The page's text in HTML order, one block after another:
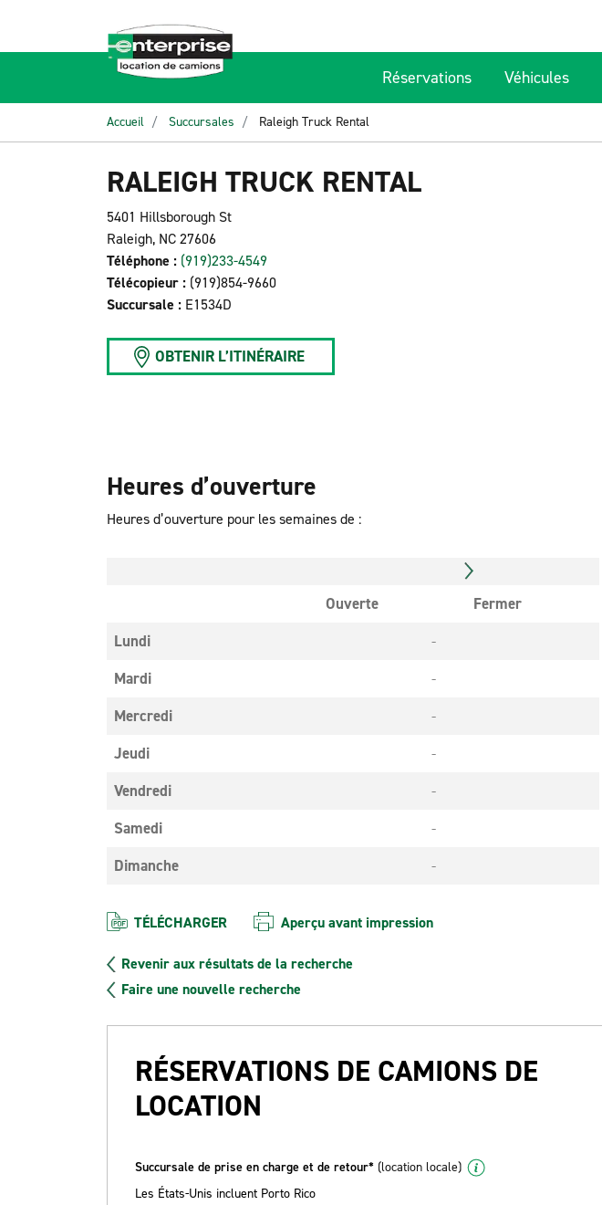
Réservations Véhicules
Accueil Succursales Raleigh Truck Rental
RALEIGH TRUCK RENTAL
5401 Hillsborough St
Raleigh, NC 27606
Téléphone : (919)233-4549
Télécopieur : (919)854-9660
Succursale : E1534D
OBTENIR L’ITINÉRAIRE
Heures d’ouverture
Heures d’ouverture pour les semaines de :
Ouverte
Fermer
Lundi
-
Mardi
-
Mercredi
-
Jeudi
-
Vendredi
-
Samedi
-
Dimanche
-
TÉLÉCHARGER Aperçu avant impression
Revenir aux résultats de la recherche
Faire une nouvelle recherche
RÉSERVATIONS DE CAMIONS DE
LOCATION
Succursale de prise en charge et de retour* (location locale)
Les États-Unis incluent Porto Rico